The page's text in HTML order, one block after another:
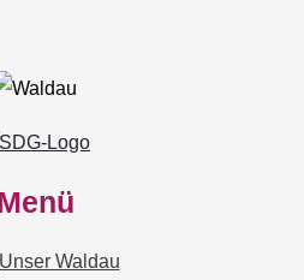
Unser Waldau